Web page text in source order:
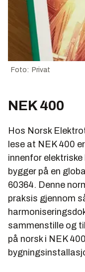
Foto: Privat
NEK 400
Hos Norsk
lese at NEK 400
innenfor
bygger på en
60364. Denne
praksis gjennom
sammenstille og
på norsk i NEK